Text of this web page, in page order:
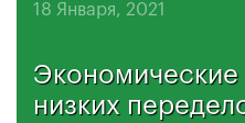
18 Января, 2021
низких